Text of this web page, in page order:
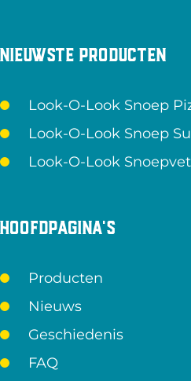
Nieuwste producten
Look-O-Look Snoep
Look-O-Look Snoep
Look-O-Look
Hoofdpagina's
Producten
Nieuws
Geschiedenis
FAQ